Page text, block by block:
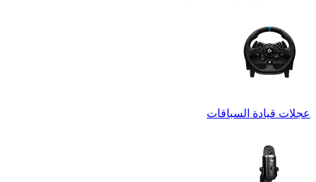
عجلات قيادة السباقات